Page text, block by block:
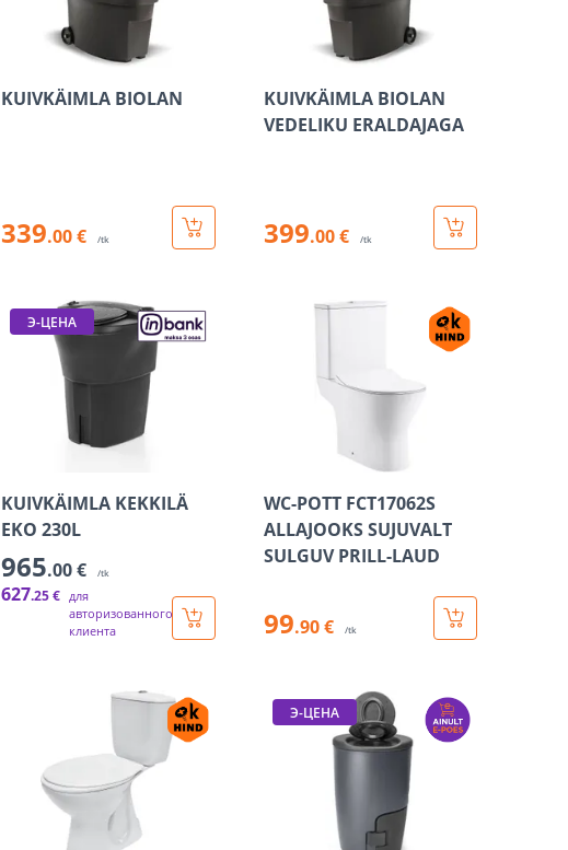
KUIVKÄIMLA BIOLAN
339.00 € /tk
KUIVKÄIMLA BIOLAN
VEDELIKU ERALDAJAGA
399.00 € /tk
Э-ЦЕНА
KUIVKÄIMLA KEKKILÄ
EKO 230L
965.00 € /tk
627.25 € для
авторизованного
клиента
WC-POTT FCT17062S
ALLAJOOKS SUJUVALT
SULGUV PRILL-LAUD
99.90 € /tk
Э-ЦЕНА